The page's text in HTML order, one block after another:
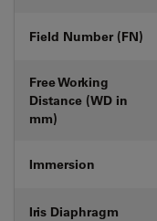
Field Number (FN)
Free Working
Distance (WD in
mm)
Immersion
Iris Diaphragm